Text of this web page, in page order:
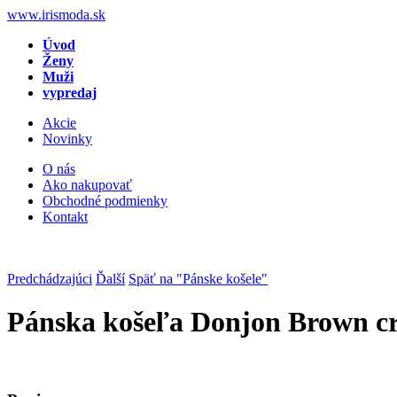
www.irismoda.sk
Úvod
Ženy
Muži
vypredaj
Akcie
Novinky
O nás
Ako nakupovať
Obchodné podmienky
Kontakt
Predchádzajúci Ďalší Späť na "Pánske košele"
Pánska košeľa Donjon Brown